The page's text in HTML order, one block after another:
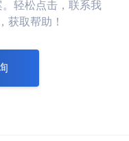
轻松点击，联系我
获取帮助！